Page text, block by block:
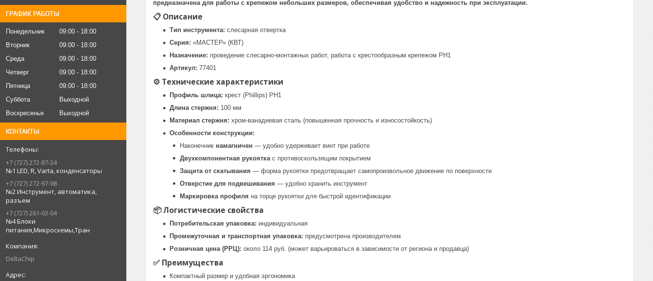
ГРАФИК РАБОТЫ
Понедельник 09:00
18:00
Вторник
09:00
18:00
Среда
09:00
18:00
Четверг
09:00
18:00
Пятница
09:00
18:00
Суббота
Выходной
Воскресенье
Выходной
КОНТАКТЫ
+7 (727) 272-87-24
№1 LED, R, Varta, конденсаторы
+7 (727) 272-97-98
№2 Инструмент, автоматика,
разъем
+7 (727) 261-03-04
№4 Блоки
питания,Микросхемы,Тран
DeltaChip
предназначена для работы с крепежом небольших размеров, обеспечивая удобство и надежность при эксплуатации.
📋 Описание
Тип инструмента: слесарная отвертка
Серия: «МАСТЕР» (КВТ)
Назначение: проведение слесарно-монтажных работ, работа с крестообразным крепежом PH1
Артикул: 77401
⚙️ Технические характеристики
Профиль шлица: крест (Phillips) PH1
Длина стержня: 100 мм
Материал стержня: хром-ванадиевая сталь (повышенная прочность и износостойкость)
Особенности конструкции:
Наконечник намагничен — удобно удерживает винт при работе
Двухкомпонентная рукояткас противоскользящим покрытием
Защита от скатывания — форма рукоятки предотвращает самопроизвольное движение по поверхности
Отверстие для подвешивания — удобно хранить инструмент
Маркировка профиля на торце рукоятки для быстрой идентификации
📦 Логистические свойства
Потребительская упаковка: индивидуальная
Промежуточная и транспортная упаковка: предусмотрена производителем
Розничная цена (РРЦ): около 114 руб. (может варьироваться в зависимости от региона и продавца)
✅ Преимущества
Компактный размер и удобная эргономика